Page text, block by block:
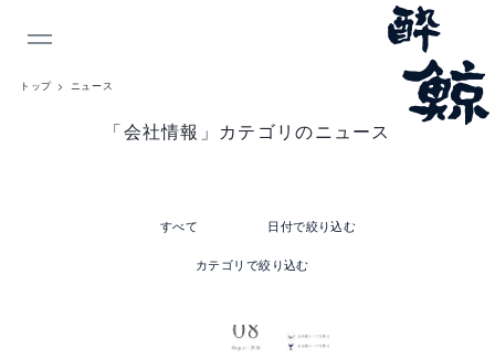
INDEX
トップ ニュース
「会社情報」カテゴリのニュース
すべて 日付で絞り込む
カテゴリで絞り込む